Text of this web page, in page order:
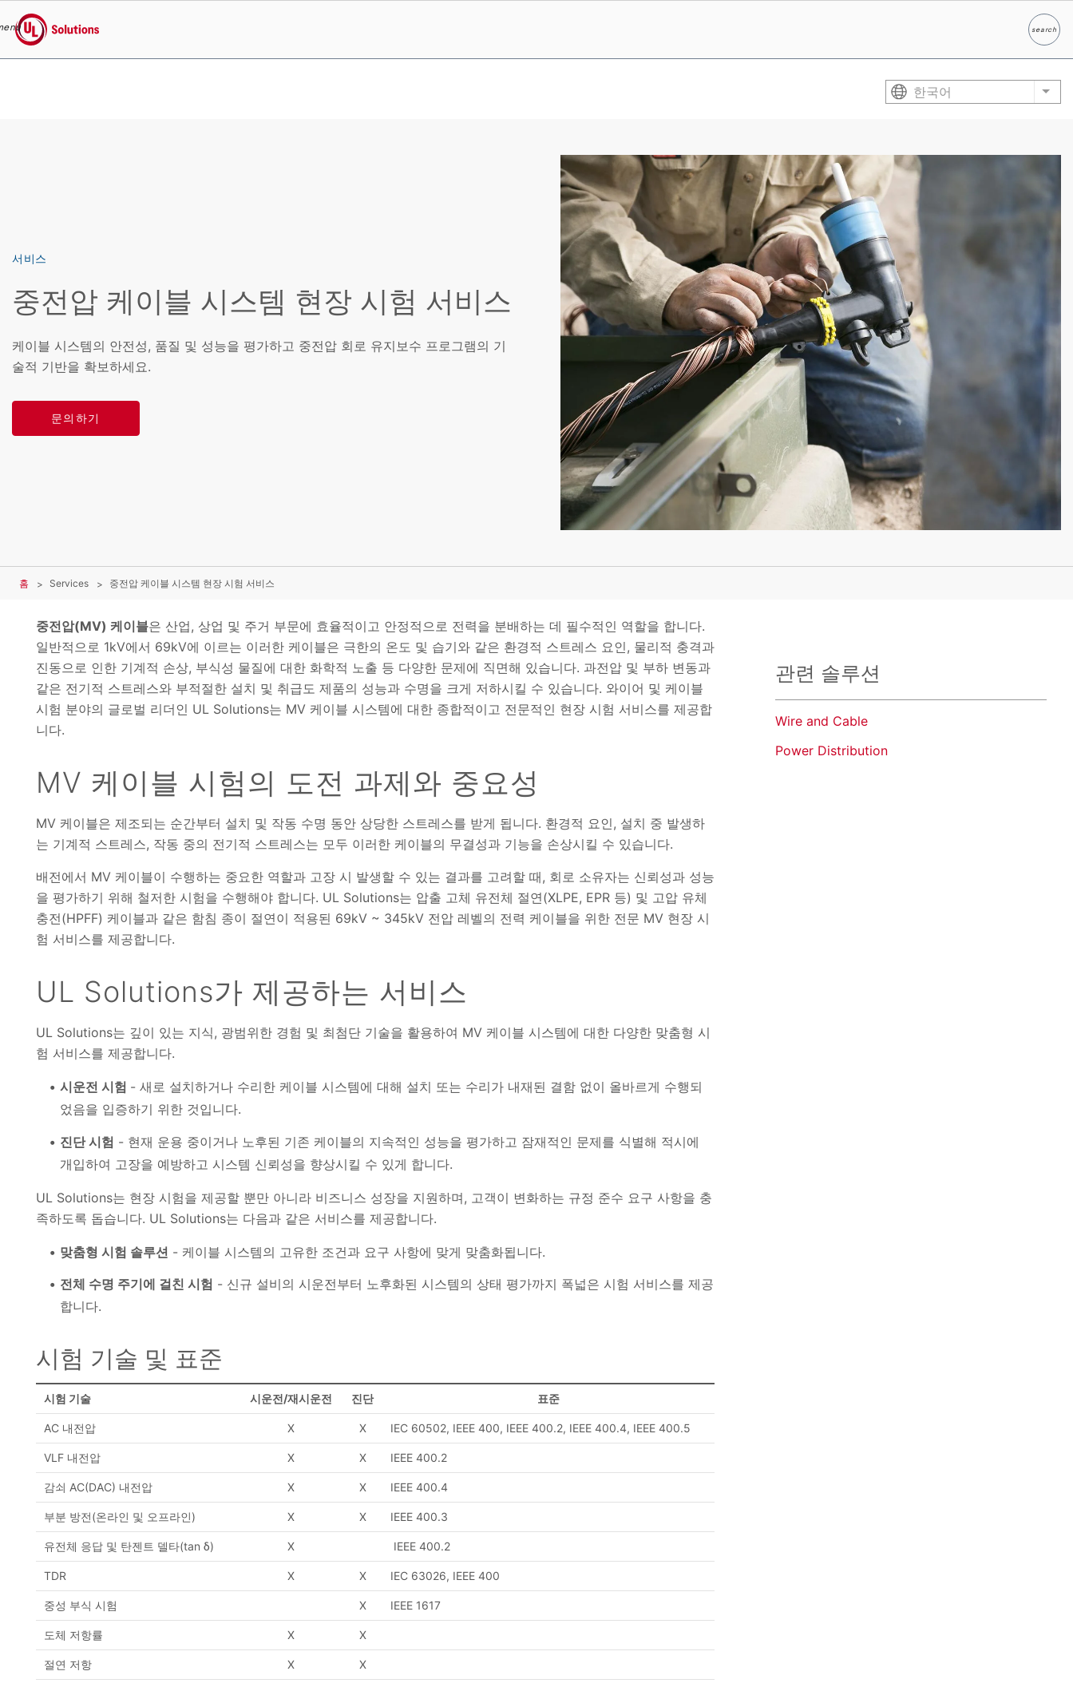
UL Solutions
search
찾다
한국어 List
서비스
중전압 케이블 시스템 현장 시험 서비스
케이블 시스템의 안전성, 품질 및 성능을 평가하고 중전압 회로 유지보수 프로그램의 기
술적 기반을 확보하세요.
문의하기
홈 Services 중전압 케이블 시스템 현장 시험 서비스
중전압(MV) 케이블은 산업, 상업 및 주거 부문에 효율적이고 안정적으로 전력을 분배하는 데 필수적인 역할을 합니다.
일반적으로 1kV에서 69kV에 이르는 이러한 케이블은 극한의 온도 및 습기와 같은 환경적 스트레스 요인, 물리적 충격과
진동으로 인한 기계적 손상, 부식성 물질에 대한 화학적 노출 등 다양한 문제에 직면해 있습니다. 과전압 및 부하 변동과
같은 전기적 스트레스와 부적절한 설치 및 취급도 제품의 성능과 수명을 크게 저하시킬 수 있습니다. 와이어 및 케이블
시험 분야의 글로벌 리더인 UL Solutions는 MV 케이블 시스템에 대한 종합적이고 전문적인 현장 시험 서비스를 제공합
니다.
MV 케이블 시험의 도전 과제와 중요성
MV 케이블은 제조되는 순간부터 설치 및 작동 수명 동안 상당한 스트레스를 받게 됩니다. 환경적 요인, 설치 중 발생하
는 기계적 스트레스, 작동 중의 전기적 스트레스는 모두 이러한 케이블의 무결성과 기능을 손상시킬 수 있습니다.
배전에서 MV 케이블이 수행하는 중요한 역할과 고장 시 발생할 수 있는 결과를 고려할 때, 회로 소유자는 신뢰성과 성능
을 평가하기 위해 철저한 시험을 수행해야 합니다. UL Solutions는 압출 고체 유전체 절연(XLPE, EPR 등) 및 고압 유체
충전(HPFF) 케이블과 같은 함침 종이 절연이 적용된 69kV ~ 345kV 전압 레벨의 전력 케이블을 위한 전문 MV 현장 시
험 서비스를 제공합니다.
UL Solutions가 제공하는 서비스
UL Solutions는 깊이 있는 지식, 광범위한 경험 및 최첨단 기술을 활용하여 MV 케이블 시스템에 대한 다양한 맞춤형 시
험 서비스를 제공합니다.
시운전 시험 - 새로 설치하거나 수리한 케이블 시스템에 대해 설치 또는 수리가 내재된 결함 없이 올바르게 수행되
었음을 입증하기 위한 것입니다.
진단 시험 - 현재 운용 중이거나 노후된 기존 케이블의 지속적인 성능을 평가하고 잠재적인 문제를 식별해 적시에
개입하여 고장을 예방하고 시스템 신뢰성을 향상시킬 수 있게 합니다.
UL Solutions는 현장 시험을 제공할 뿐만 아니라 비즈니스 성장을 지원하며, 고객이 변화하는 규정 준수 요구 사항을 충
족하도록 돕습니다. UL Solutions는 다음과 같은 서비스를 제공합니다.
맞춤형 시험 솔루션 - 케이블 시스템의 고유한 조건과 요구 사항에 맞게 맞춤화됩니다.
전체 수명 주기에 걸친 시험 - 신규 설비의 시운전부터 노후화된 시스템의 상태 평가까지 폭넓은 시험 서비스를 제공
합니다.
시험 기술 및 표준
시험 기술 시운전/재시운전 진단 표준
AC 내전압 X X IEC 60502, IEEE 400, IEEE 400.2, IEEE 400.4, IEEE 400.5
VLF 내전압 X X IEEE 400.2
감쇠 AC(DAC) 내전압 X X IEEE 400.4
부분 방전(온라인 및 오프라인) X X IEEE 400.3
유전체 응답 및 탄젠트 델타(tan δ) X IEEE 400.2
TDR X X IEC 63026, IEEE 400
중성 부식 시험 X IEEE 1617
도체 저항률 X X
절연 저항 X X
관련 솔루션
Wire and Cable
Power Distribution